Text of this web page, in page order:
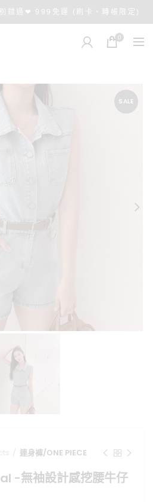
錯過❤ 999免運 (刷卡、轉帳限定)
0
SALE
連身褲/ONE PIECE
-無袖設計感挖腰牛仔